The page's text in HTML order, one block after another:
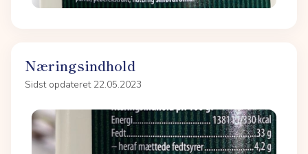
Næringsindhold
Sidst opdateret 22.05.2023